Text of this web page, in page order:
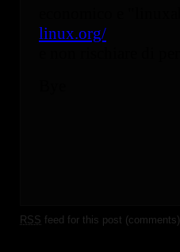
RSS feed for this post (comments)